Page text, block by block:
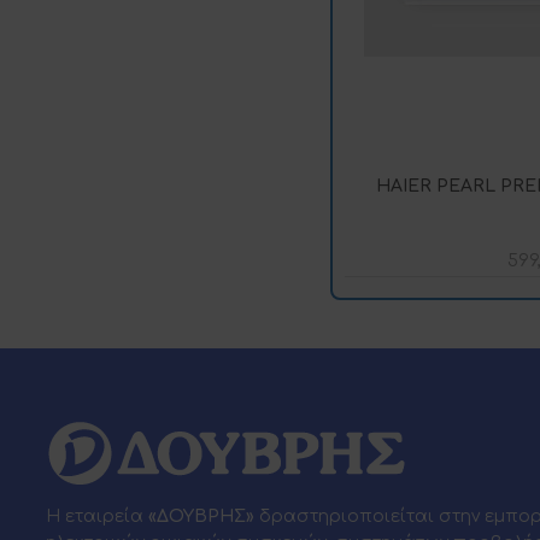
HAIER PEARL
Η εταιρεία «ΔΟΥΒΡΗΣ» δραστηριοποιείται στην